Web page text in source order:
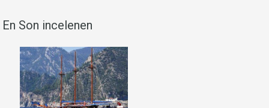
En Son incelenen